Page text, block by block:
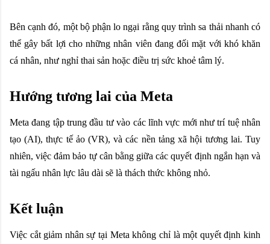
Bên cạnh đó, một bộ phận lo ngại rằng quy trình sa thải nhanh có
thể gây bất lợi cho những nhân viên đang đối mặt với khó khăn
cá nhân, như nghỉ thai sản hoặc điều trị sức khoẻ tâm lý.
Hướng tương lai của Meta
Meta đang tập trung đầu tư vào các lĩnh vực mới như trí tuệ nhân
tạo (AI), thực tế ảo (VR), và các nền tảng xã hội tương lai. Tuy
nhiên, việc đảm bảo tự cân bằng giữa các quyết định ngắn hạn và
tài ngấu nhân lực lâu dài sẽ là thách thức không nhỏ.
Kết luận
Việc cắt giảm nhân sự tại Meta không chỉ là một quyết định kinh